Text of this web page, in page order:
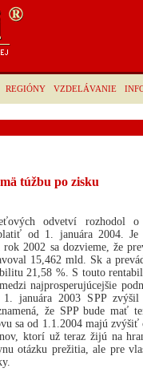
REGIÓNY VZDELÁVANIE
túžbu po zisku
odvetví rozhodol o
od 1. januára 2004. Je
2002 sa dozvieme, že
15,462 mld. Sk a
21,58 %. S touto
najprosperujúcejšie
1. januára 2003 SPP
že SPP bude mať
sa od 1.1.2004 majú zvýšiť
ktorí už teraz žijú na
otázku prežitia, ale pre